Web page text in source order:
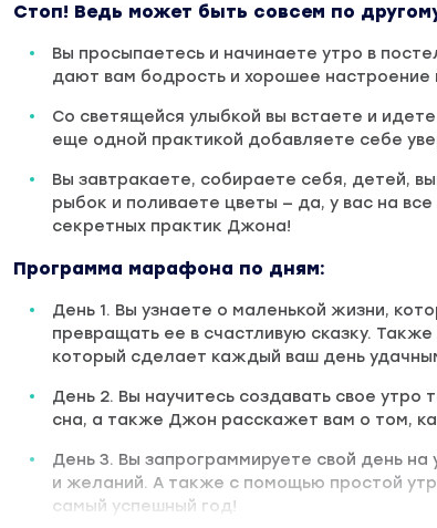
Стоп! Ведь может быть совсем по
Вы просыпаетесь и начинаете утро в
дают вам бодрость и хорошее настроение
Со светящейся улыбкой вы встаете и
еще одной практикой добавляете себе
Вы завтракаете, собираете себя, детей,
рыбок и поливаете цветы — да, у вас на
секретных практик Джона!
Программа марафона по дням:
День 1. Вы узнаете о маленькой жизни,
превращать ее в счастливую сказку.
который сделает каждый ваш день
День 2. Вы научитесь создавать свое
сна, а также Джон расскажет вам о том,
День 3. Вы запрограммируете свой день
и желаний. А также с помощью простой
самый успешный год!